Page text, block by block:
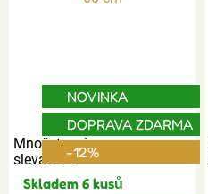
Množstevní
sleva 30%
NOVINKA
DOPRAVA ZDARMA
-12%
Skladem 6 kusů